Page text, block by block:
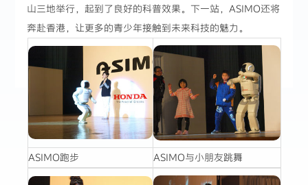
山三地举行，起到了良好的科普效果。下一站，ASIMO还将
奔赴香港，让更多的青少年接触到未来科技的魅力。
ASIMO跑步 ASIMO与小朋友跳舞